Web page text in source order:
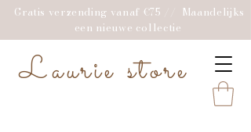
Gratis verzending vanaf €75 // Maandelijks
een nieuwe collectie
Laurie store